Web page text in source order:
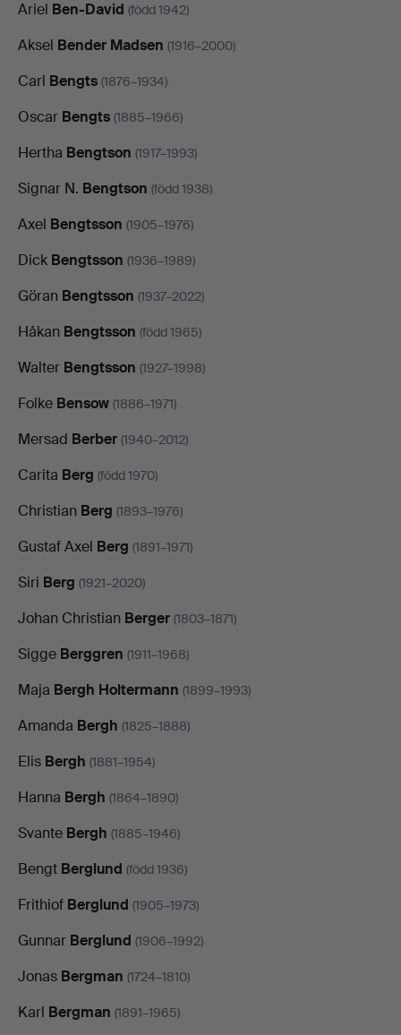
Ariel Ben-David (född 1942)
Aksel Bender Madsen (1916–2000)
Carl Bengts (1876–1934)
Oscar Bengts (1885–1966)
Hertha Bengtson (1917–1993)
Signar N. Bengtson (född 1938)
Axel Bengtsson (1905–1976)
Dick Bengtsson (1936–1989)
Göran Bengtsson (1937–2022)
Håkan Bengtsson (född 1965)
Walter Bengtsson (1927–1998)
Folke Bensow (1886–1971)
Mersad Berber (1940–2012)
Carita Berg (född 1970)
Christian Berg (1893–1976)
Gustaf Axel Berg (1891–1971)
Siri Berg (1921–2020)
Johan Christian Berger (1803–1871)
Sigge Berggren (1911–1968)
Maja Bergh Holtermann (1899–1993)
Amanda Bergh (1825–1888)
Elis Bergh (1881–1954)
Hanna Bergh (1864–1890)
Svante Bergh (1885–1946)
Bengt Berglund (född 1936)
Frithiof Berglund (1905–1973)
Gunnar Berglund (1906–1992)
Jonas Bergman (1724–1810)
Karl Bergman (1891–1965)